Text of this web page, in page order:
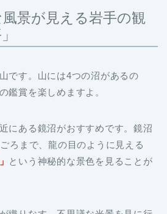
景が見える岩手の観
鑑賞を楽しめますよ。
ろまで、龍の目のように見える
という神秘的な景色を見ることが